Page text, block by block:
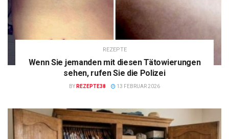
REZEPTE
Wenn Sie jemanden mit diesen Tätowierungen
sehen, rufen Sie die Polizei
BY REZEPTE38 13 FEBRUAR 2026